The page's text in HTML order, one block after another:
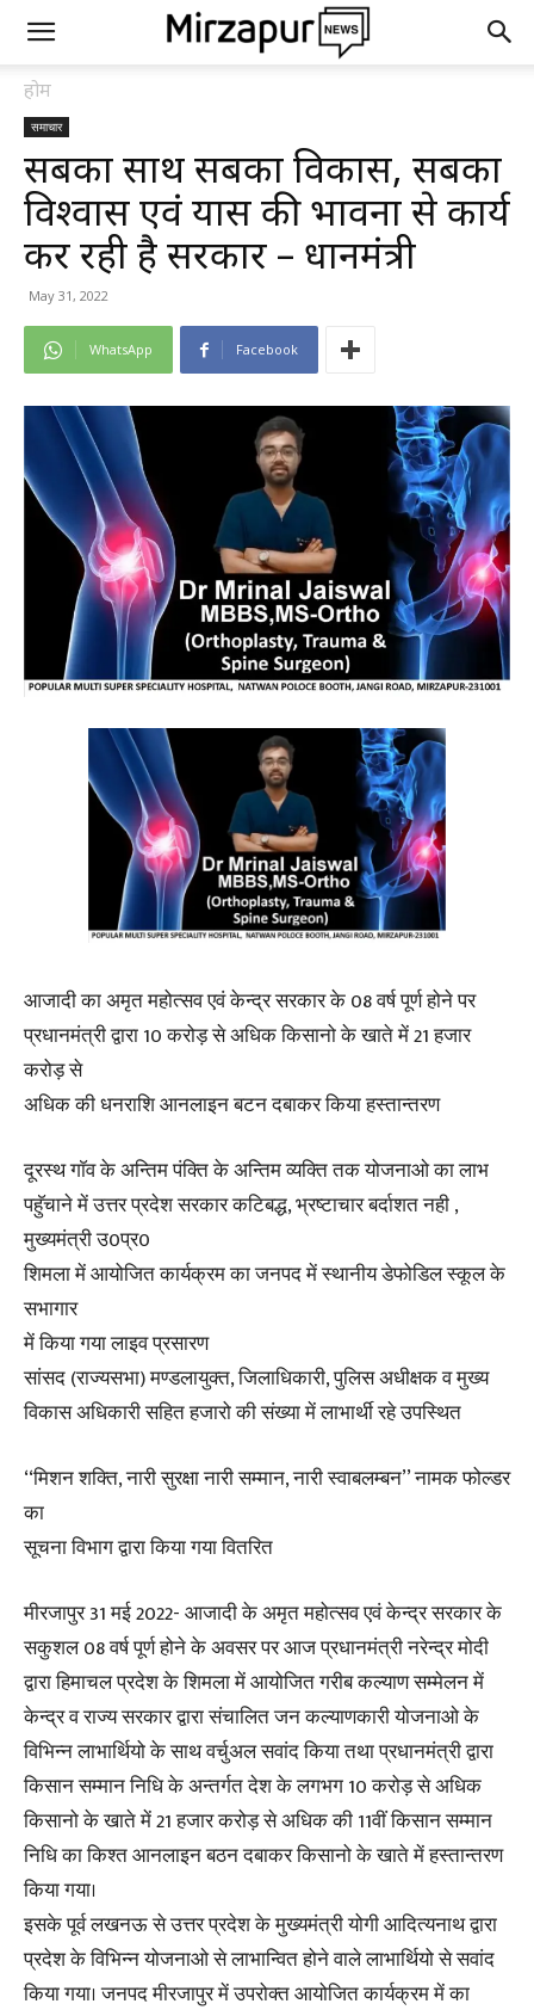
होम
समाचार
सबका साथ सबका विकास, सबका
विश्वास एवं प्रयास की भावना से कार्य
कर रही है सरकार – प्रधानमंत्री
May 31, 2022
WhatsApp Facebook
आजादी का अमृत महोत्सव एवं केन्द्र सरकार के 08 वर्ष पूर्ण होने पर
प्रधानमंत्री द्वारा 10 करोड़ से अधिक किसानो के खाते में 21 हजार
करोड़ से
अधिक की धनराशि आनलाइन बटन दबाकर किया हस्तान्तरण
दूरस्थ गाॅव के अन्तिम पंक्ति के अन्तिम व्यक्ति तक योजनाओ का लाभ
पहुॅचाने में उत्तर प्रदेश सरकार कटिबद्ध, भ्रष्टाचार बर्दाशत नही ,
मुख्यमंत्री उ0प्र0
शिमला में आयोजित कार्यक्रम का जनपद में स्थानीय डेफोडिल स्कूल के
सभागार
में किया गया लाइव प्रसारण
सांसद (राज्यसभा) मण्डलायुक्त, जिलाधिकारी, पुलिस अधीक्षक व मुख्य
विकास अधिकारी सहित हजारो की संख्या में लाभार्थी रहे उपस्थित
‘‘मिशन शक्ति, नारी सुरक्षा नारी सम्मान, नारी स्वाबलम्बन’’ नामक फोल्डर
का
सूचना विभाग द्वारा किया गया वितरित
मीरजापुर 31 मई 2022- आजादी के अमृत महोत्सव एवं केन्द्र सरकार के
सकुशल 08 वर्ष पूर्ण होने के अवसर पर आज प्रधानमंत्री नरेन्द्र मोदी
द्वारा हिमाचल प्रदेश के शिमला में आयोजित गरीब कल्याण सम्मेलन में
केन्द्र व राज्य सरकार द्वारा संचालित जन कल्याणकारी योजनाओ के
विभिन्न लाभार्थियो के साथ वर्चुअल सवांद किया तथा प्रधानमंत्री द्वारा
किसान सम्मान निधि के अन्तर्गत देश के लगभग 10 करोड़ से अधिक
किसानो के खाते में 21 हजार करोड़ से अधिक की 11वीं किसान सम्मान
निधि का किश्त आनलाइन बठन दबाकर किसानो के खाते में हस्तान्तरण
किया गया।
इसके पूर्व लखनऊ से उत्तर प्रदेश के मुख्यमंत्री योगी आदित्यनाथ द्वारा
प्रदेश के विभिन्न योजनाओ से लाभान्वित होने वाले लाभार्थियो से सवांद
किया गया। जनपद मीरजापुर में उपरोक्त आयोजित कार्यक्रम में का